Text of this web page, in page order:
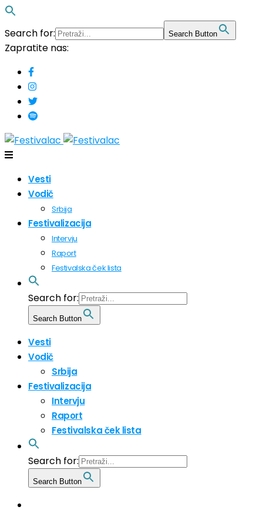
Search for: Search Button
Zapratite nas:
Vesti
Vodič
Srbija
Festivalizacija
Intervju
Raport
Festivalska ček lista
Search for:
Search Button
Vesti
Vodič
Srbija
Festivalizacija
Intervju
Raport
Festivalska ček lista
Search for:
Search Button